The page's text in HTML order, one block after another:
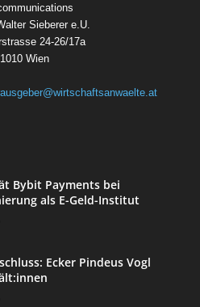
Sieberer e.U.
24-26/17a
Wien
Bybit Payments bei
als E-Geld-Institut
Ecker Pindeus Vogl